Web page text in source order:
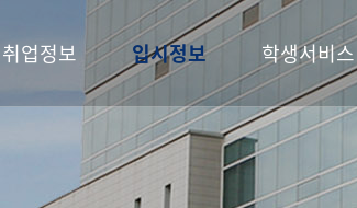
취업정보 입시정보 학생서비스